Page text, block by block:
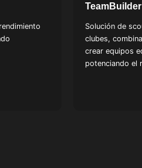
TeamBuilder
Solución de
clubes,
crear equipos
potenciando el